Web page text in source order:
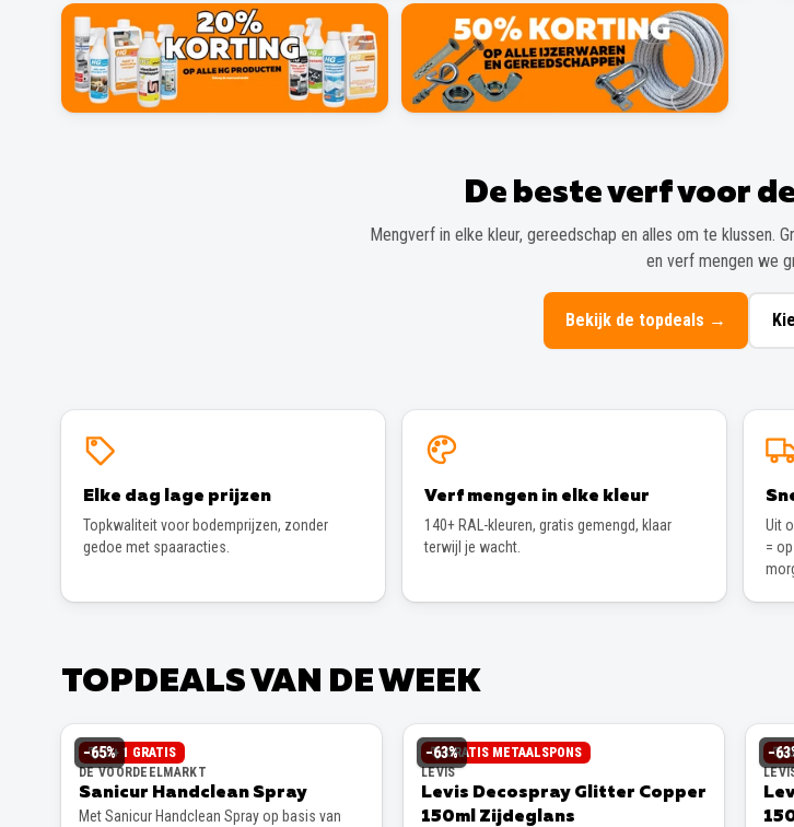
De beste verf voor
Mengverf in elke kleur, gereedschap en alles om te klussen.
en verf mengen we
Bekijk de topdeals →
Elke dag lage prijzen
Topkwaliteit voor bodemprijzen, zonder
gedoe met spaaracties.
Verf mengen in elke kleur
140+ RAL-kleuren, gratis gemengd, klaar
terwijl je wacht.
Uit
=
TOPDEALS VAN DE WEEK
−65%
2 + 1 GRATIS
DE VOORDEELMARKT
Sanicur Handclean Spray
Met Sanicur Handclean Spray op basis van
−63%
GRATIS METAALSPONS
LEVIS
Levis Decospray Glitter Copper
150ml Zijdeglans
−63